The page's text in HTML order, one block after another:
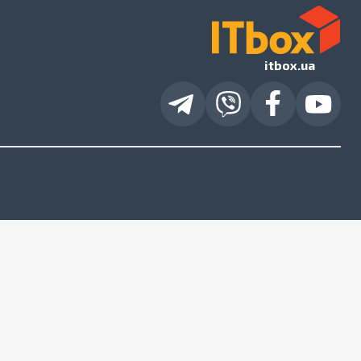
itbox.ua